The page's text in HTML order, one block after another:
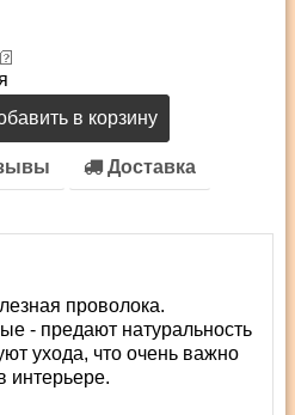
в корзину
Доставка
проволока.
- предают натуральность
ухода, что очень важно
интерьере.